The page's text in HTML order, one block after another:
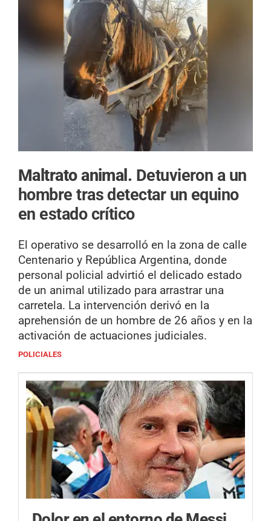
Maltrato animal. Detuvieron a un
hombre tras detectar un equino
en estado crítico
El operativo se desarrolló en la zona de calle
Centenario y República Argentina, donde
personal policial advirtió el delicado estado
de un animal utilizado para arrastrar una
carretela. La intervención derivó en la
aprehensión de un hombre de 26 años y en la
activación de actuaciones judiciales.
POLICIALES